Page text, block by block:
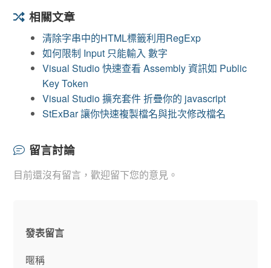
相關文章
清除字串中的HTML標籤利用RegExp
如何限制 Input 只能輸入 數字
Visual Studio 快速查看 Assembly 資訊如 Public
Key Token
Visual Studio 擴充套件 折疊你的 javascript
StExBar 讓你快速複製檔名與批次修改檔名
留言討論
目前還沒有留言，歡迎留下您的意見。
發表留言
暱稱